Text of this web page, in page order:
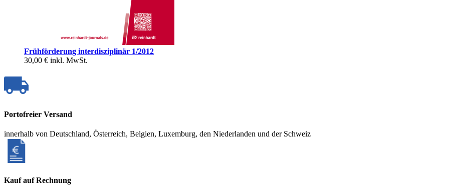
Frühförderung interdisziplinär 1/2012
30,00 € inkl. MwSt.
Portofreier Versand
innerhalb von Deutschland, Österreich, Belgien, Luxemburg, den Niederlanden und der Schweiz
Kauf auf Rechnung